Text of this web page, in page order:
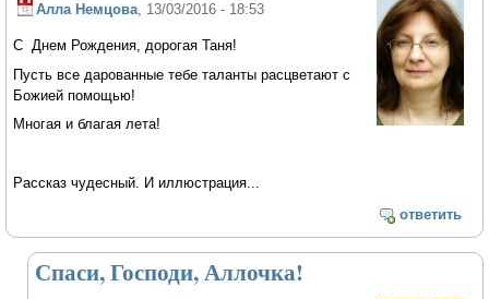
Алла Немцова, 13/03/2016 - 18:53
С Днем Рождения, дорогая Таня!
Пусть все дарованные тебе таланты расцветают с
Божией помощью!
Многая и благая лета!
Рассказ чудесный. И иллюстрация...
ответить
Спаси, Господи, Аллочка!